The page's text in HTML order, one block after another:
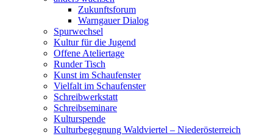
Zukunftsforum
Warngauer Dialog
Spurwechsel
Kultur für die Jugend
Offene Ateliertage
Runder Tisch
Kunst im Schaufenster
Vielfalt im Schaufenster
Schreibwerkstatt
Schreibseminare
Kulturspende
Kulturbegegnung Waldviertel – Niederösterreich